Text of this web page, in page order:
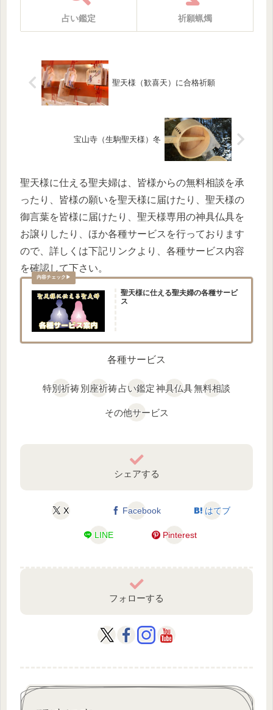
占い鑑定 祈願蝋燭
聖天様（歓喜天）に合格祈願
宝山寺（生駒聖天様）冬
聖天様に仕える聖夫婦は、皆様からの無料相談を承
ったり、皆様の願いを聖天様に届けたり、聖天様の
御言葉を皆様に届けたり、聖天様専用の神具仏具を
お譲りしたり、ほか各種サービスを行っております
ので、詳しくは下記リンクより、各種サービス内容
を確認して下さい。
聖天様に仕える聖夫婦の各種サービ
ス
各種サービス
特別祈祷別座祈祷占い鑑定神具仏具無料相談
その他サービス
シェアする
X Facebook はてブ
LINE Pinterest
フォローする